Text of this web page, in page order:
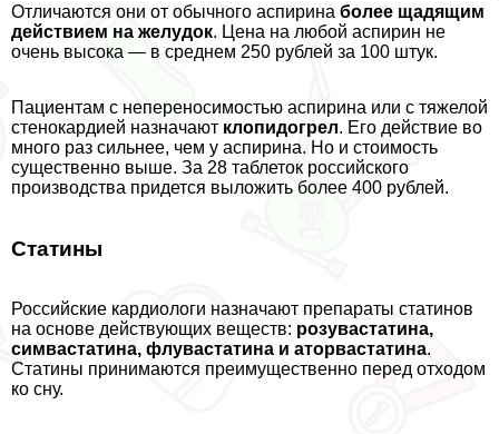
Отличаются они от обычного аспирина более щадящим
действием на желудок. Цена на любой аспирин не
очень высока — в среднем 250 рублей за 100 штук.
Пациентам с непереносимостью аспирина или с тяжелой
стенокардией назначают клопидогрел. Его действие во
много раз сильнее, чем у аспирина. Но и стоимость
существенно выше. За 28 таблеток российского
производства придется выложить более 400 рублей.
Статины
Российские кардиологи назначают препараты статинов
на основе действующих веществ: розувастатина,
симвастатина, флувастатина и аторвастатина.
Статины принимаются преимущественно перед отходом
ко сну.